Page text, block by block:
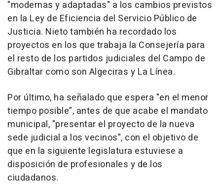
"modernas y adaptadas" a los cambios previstos
en la Ley de Eficiencia del Servicio Público de
Justicia. Nieto también ha recordado los
proyectos en los que trabaja la Consejería para
el resto de los partidos judiciales del Campo de
Gibraltar como son Algeciras y La Línea.
Por último, ha señalado que espera "en el menor
tiempo posible", antes de que acabe el mandato
municipal, "presentar el proyecto de la nueva
sede judicial a los vecinos", con el objetivo de
que en la siguiente legislatura estuviese a
disposición de profesionales y de los
ciudadanos.